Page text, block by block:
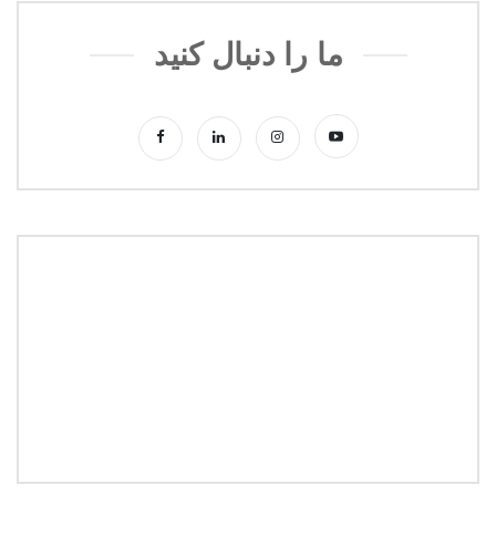
ما را دنبال کنید